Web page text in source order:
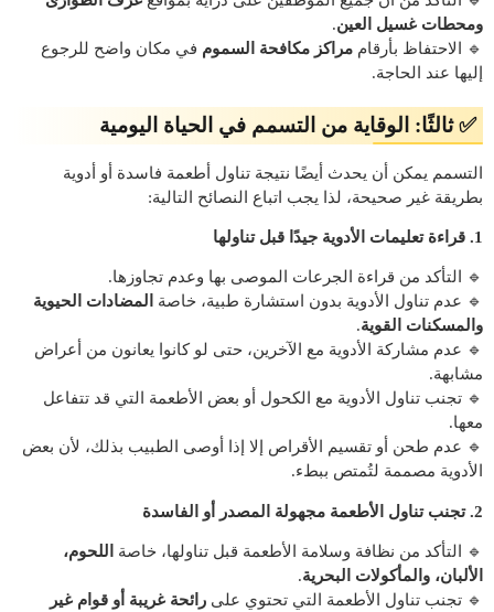
ومحطات غسيل العين.
🔹 الاحتفاظ بأرقام مراكز مكافحة السموم في مكان واضح للرجوع
إليها عند الحاجة.
✅ ثالثًا: الوقاية من التسمم في الحياة اليومية
التسمم يمكن أن يحدث أيضًا نتيجة تناول أطعمة فاسدة أو أدوية
بطريقة غير صحيحة، لذا يجب اتباع النصائح التالية:
1. قراءة تعليمات الأدوية جيدًا قبل تناولها
🔹 التأكد من قراءة الجرعات الموصى بها وعدم تجاوزها.
🔹 عدم تناول الأدوية بدون استشارة طبية، خاصة
المضادات الحيوية
والمسكنات القوية.
🔹 عدم مشاركة الأدوية مع الآخرين، حتى لو كانوا يعانون من أعراض
مشابهة.
🔹 تجنب تناول الأدوية مع الكحول أو بعض الأطعمة التي قد تتفاعل
معها.
🔹 عدم طحن أو تقسيم الأقراص إلا إذا أوصى الطبيب بذلك، لأن بعض
الأدوية مصممة لتُمتص ببطء.
2. تجنب تناول الأطعمة مجهولة المصدر أو الفاسدة
🔹 التأكد من نظافة وسلامة الأطعمة قبل تناولها، خاصة
اللحوم،
الألبان، والمأكولات البحرية.
🔹 تجنب تناول الأطعمة التي تحتوي على رائحة غريبة أو قوام غير